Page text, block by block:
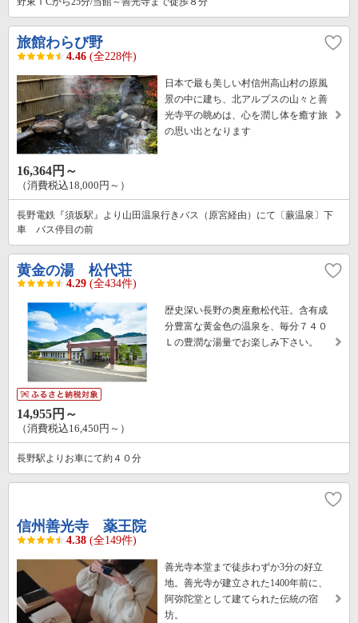
旅館わらび野
4.46 (全228件)
日本で最も美しい村信州高山村の原風
景の中に建ち、北アルプスの山々と善
光寺平の眺めは、心を潤し体を癒す旅
の思い出となります
16,364円～
（消費税込18,000円～）
長野電鉄『須坂駅』より山田温泉行きバス（原宮経由）にて〔蕨温泉〕下
車 バス停目の前
黄金の湯 松代荘
4.29 (全434件)
歴史深い長野の奥座敷松代荘。含有成
分豊富な黄金色の温泉を、毎分７４０
Ｌの豊潤な湯量でお楽しみ下さい。
14,955円～
（消費税込16,450円～）
長野駅よりお車にて約４０分
信州善光寺 薬王院
4.38 (全149件)
善光寺本堂まで徒歩わずか3分の好立
地。善光寺が建立された1400年前に、
阿弥陀堂として建てられた伝統の宿
坊。